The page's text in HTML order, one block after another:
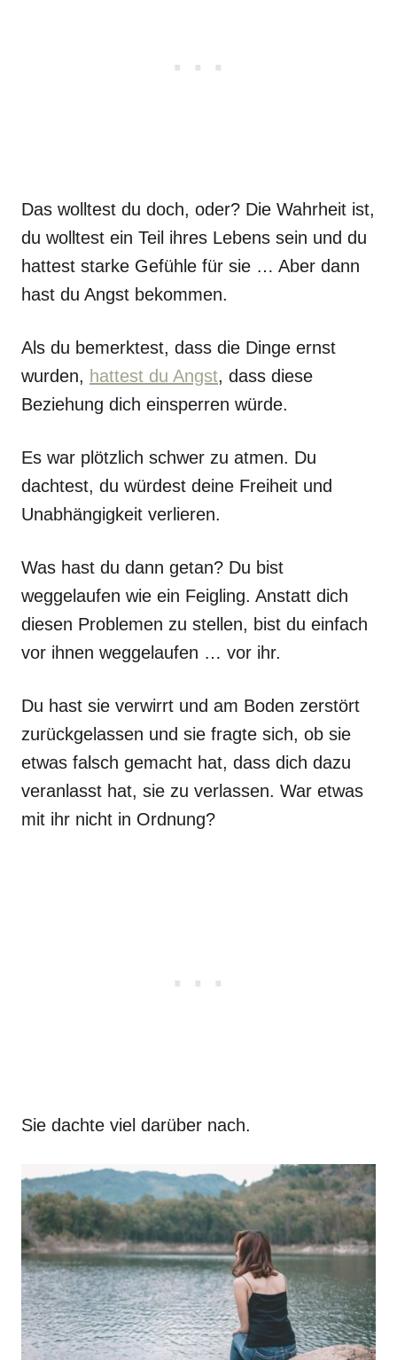
Das wolltest du doch, oder? Die Wahrheit ist,
du wolltest ein Teil ihres Lebens sein und du
hattest starke Gefühle für sie … Aber dann
hast du Angst bekommen.
Als du bemerktest, dass die Dinge ernst
wurden, hattest du Angst, dass diese
Beziehung dich einsperren würde.
Es war plötzlich schwer zu atmen. Du
dachtest, du würdest deine Freiheit und
Unabhängigkeit verlieren.
Was hast du dann getan? Du bist
weggelaufen wie ein Feigling. Anstatt dich
diesen Problemen zu stellen, bist du einfach
vor ihnen weggelaufen … vor ihr.
Du hast sie verwirrt und am Boden zerstört
zurückgelassen und sie fragte sich, ob sie
etwas falsch gemacht hat, dass dich dazu
veranlasst hat, sie zu verlassen. War etwas
mit ihr nicht in Ordnung?
Sie dachte viel darüber nach.